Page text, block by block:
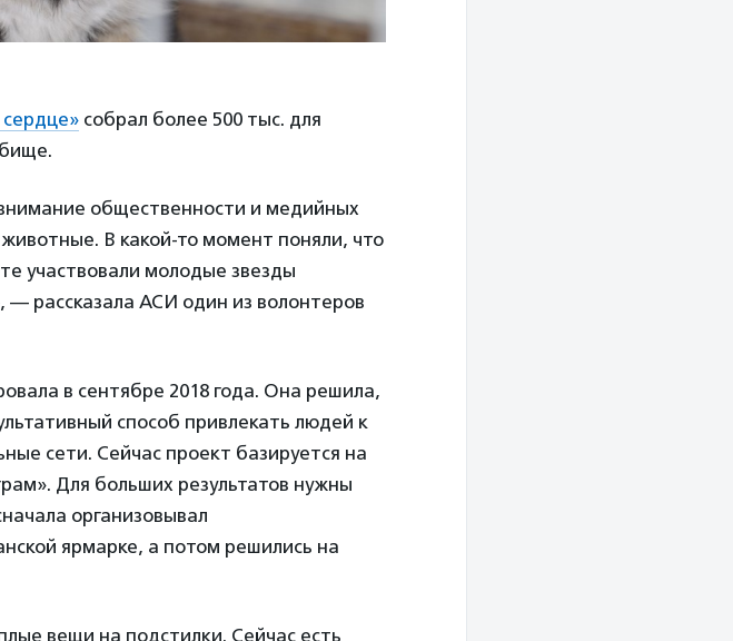
собрал более 500 тыс. для
общественности и медийных
В какой-то момент поняли, что
участвовали молодые звезды
рассказала АСИ один из волонтеров
в сентябре 2018 года. Она решила,
способ привлекать людей к
сети. Сейчас проект базируется на
Для больших результатов нужны
организовывал
ярмарке, а потом решились на
вещи на подстилки. Сейчас есть